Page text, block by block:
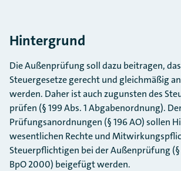
Hintergrund
Die Außenprüfung soll dazu beitragen,
Steuergesetze gerecht und gleichmäßig
werden. Daher ist auch zugunsten des
prüfen (§ 199 Abs. 1 Abgabenordnung).
Prüfungsanordnungen (§ 196 AO) sollen
wesentlichen Rechte und
Steuerpflichtigen bei der Außenprüfung (§
BpO 2000) beigefügt werden.